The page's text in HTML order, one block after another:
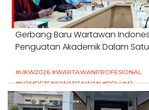
Gerbang Baru Wartawan
Penguatan Akademik Dalam
#UKW2026 #WARTAWANPROFESIONAL
#KOMPETENSIWARTAWAN #RPLUMJ
#PENDIDIKANWARTAWAN #SWINASIONAL
1 Agustus 2026